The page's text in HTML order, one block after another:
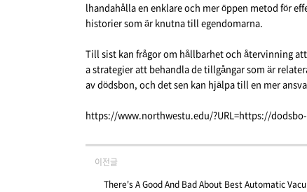
lhandahålla en enklare och mer öppen metod för
historier som är knutna till egendomarna.
Till sist kan frågor om hållbarhet och återvinning
a strategier att behandla de tillgångar som är
av dödsbon, och det sen kan hjälpa till en mer
https://www.northwestu.edu/?URL=https://
이전글
There's A Good And Bad About Best Automatic